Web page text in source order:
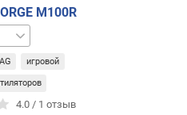
M100R
игровой
4.0 / 1 отзыв